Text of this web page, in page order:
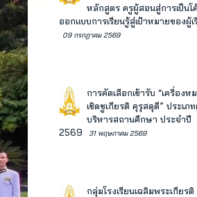
หลักสูตร ครูผู้สอนสู่การเป็นโ
ออกแบบการเรียนรู้สู่เป้าหมายของผู้เ
09 กรกฎาคม 2569
การคัดเลือกเข้ารับ “เครื่องห
เชิดชูเกียรติ คุรุสดุดี” ประเภ
บริหารสถานศึกษา ประจำปี
2569
31 พฤษภาคม 2569
กลุ่มโรงเรียนเฉลิมพระเกียรติ